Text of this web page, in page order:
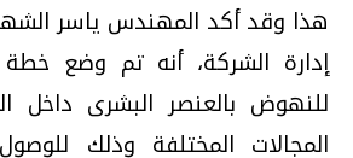
هذا وقد أكد المهندس ياسر
إدارة الشركة، أنه تم وضع خطة
للنهوض بالعنصر البشرى
المجالات المختلفة وذلك